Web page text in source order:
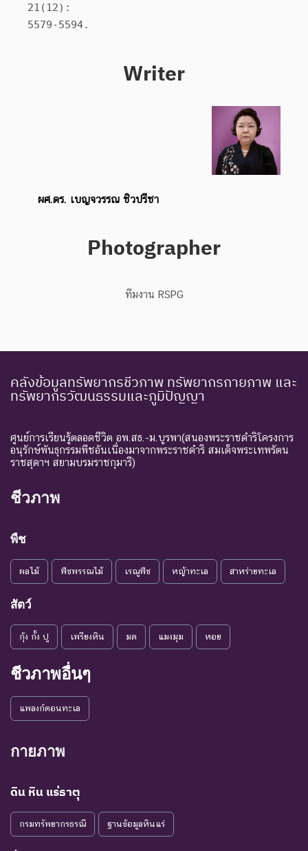
21(12):
Writer
ผศ.ดร. เบญจวรรณ ชิวปรีชา
Photographer
ทีมงาน RSPG
คลังข้อมูลทรัพยากรชีวภาพ ทรัพยากรกายภาพ และ
ทรัพยากรวัฒนธรรมและภูมิปัญญา
ศูนย์การเรียนรู้ตลอดชีวิต อพ.สธ.-ม.บูรพา(สนองพระราชดำริโครงการ
อนุรักษ์พันธุกรรมพืชอันเนื่องมาจากพระราชดำริ สมเด็จพระเทพรัตน
ราชสุดาฯ สยามบรมราชกุมารี)
ชีวภาพ
พืช
ผลไม้ พืชพรรณไม้ เรณูพืช หญ้าทะเล สาหร่ายทะเล
สัตว์
กุ้ง กั้ง ปู เพรียงหิน มด แมงมุม หอย
ชีวภาพอื่นๆ
แพลงก์ตอนทะเล
กายภาพ
ดิน หิน แร่ธาตุ
กรมทรัพยากรธรณี ฐานข้อมูลหินแร่